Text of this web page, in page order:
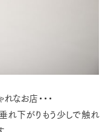
なお店・・・
れ下がりもう少しで触れ